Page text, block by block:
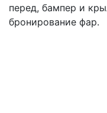
перед, бампер и
бронирование фар.